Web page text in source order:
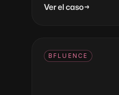
Ver el caso→
BFLUENCE